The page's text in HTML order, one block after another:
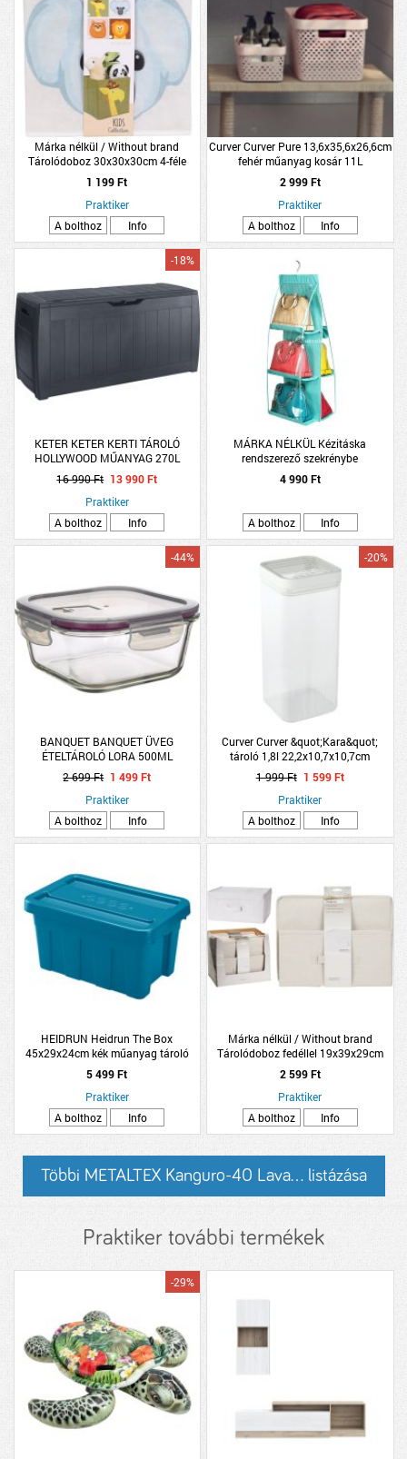
Márka nélkül / Without brand
Tárolódoboz 30x30x30cm 4-féle
állatmintás poliészter
1 199 Ft
Praktiker
A bolthoz
Info
Curver Curver Pure 13,6x35,6x26,6cm
fehér műanyag kosár 11L
2 999 Ft
Praktiker
A bolthoz
Info
KETER KETER KERTI TÁROLÓ
HOLLYWOOD MŰANYAG 270L
-18%
16 990 Ft 13 990 Ft
Praktiker
A bolthoz
Info
MÁRKA NÉLKÜL Kézitáska
rendszerező szekrénybe
4 990 Ft
A bolthoz Info
BANQUET BANQUET ÜVEG
ÉTELTÁROLÓ LORA 500ML
-44%
2 699 Ft 1 499 Ft
Praktiker
A bolthoz
Info
Curver Curver &quot;Kara&quot;
tároló 1,8l 22,2x10,7x10,7cm
műanyag
-20%
1 999 Ft 1 599 Ft
Praktiker
A bolthoz
Info
HEIDRUN Heidrun The Box
45x29x24cm kék műanyag tároló
doboz tetővel 20L
5 499 Ft
Praktiker
A bolthoz
Info
Márka nélkül / Without brand
Tárolódoboz fedéllel 19x39x29cm
törtfehér poliészter
2 599 Ft
Praktiker
A bolthoz
Info
Többi METALTEX Kanguro-40 Lava... listázása
Praktiker további termékek
-29%